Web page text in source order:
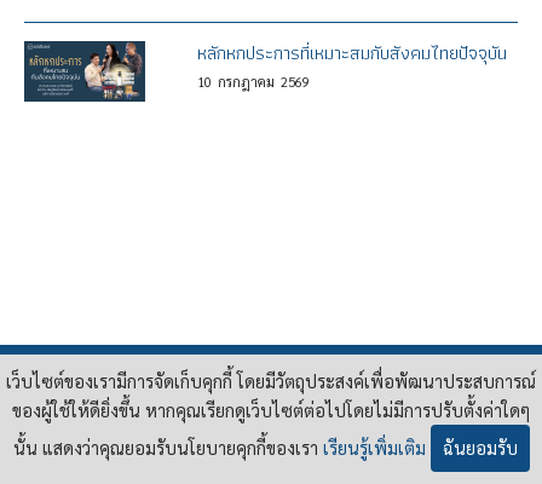
หลักหกประการที่เหมาะสมกับสังคมไทยปัจจุบัน
10 กรกฎาคม 2569
65/1 ถนนสุขุมวิท ซอยสุขุมวิท 55 (ทองหล่อ) แขวง คลองตันเหนือ
เขต วัฒนา กรุงเทพฯ 10110
Tel : 02 381 3860 | E-mail :contact@pridi.or.th
เว็บไซต์ของเรามีการจัดเก็บคุกกี้ โดยมีวัตถุประสงค์เพื่อพัฒนาประสบการณ์
ของผู้ใช้ให้ดียิ่งขึ้น หากคุณเรียกดูเว็บไซต์ต่อไปโดยไม่มีการปรับตั้งค่าใดๆ
นั้น แสดงว่าคุณยอมรับนโยบายคุกกี้ของเรา เรียนรู้เพิ่มเติม ฉันยอมรับ